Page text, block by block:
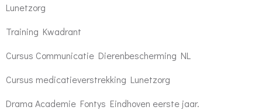
Lunetzorg
Training Kwadrant
Cursus Communicatie Dierenbescherming NL
Cursus medicatieverstrekking Lunetzorg
Drama Academie Fontys Eindhoven eerste jaar.